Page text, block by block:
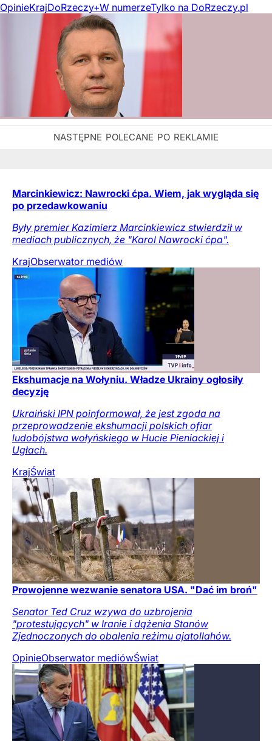
OpinieKrajDoRzeczy+W numerzeTylko na DoRzeczy.pl
Marcinkiewicz: Nawrocki ćpa. Wiem, jak wygląda się
po przedawkowaniu
Były premier Kazimierz Marcinkiewicz stwierdził w
mediach publicznych, że "Karol Nawrocki ćpa".
KrajObserwator mediów
Ekshumacje na Wołyniu. Władze Ukrainy ogłosiły
decyzję
Ukraiński IPN poinformował, że jest zgoda na
przeprowadzenie ekshumacji polskich ofiar
ludobójstwa wołyńskiego w Hucie Pieniackiej i
Ugłach.
KrajŚwiat
Prowojenne wezwanie senatora USA. "Dać im broń"
Senator Ted Cruz wzywa do uzbrojenia
"protestujących" w Iranie i dążenia Stanów
Zjednoczonych do obalenia reżimu ajatollahów.
OpinieObserwator mediówŚwiat